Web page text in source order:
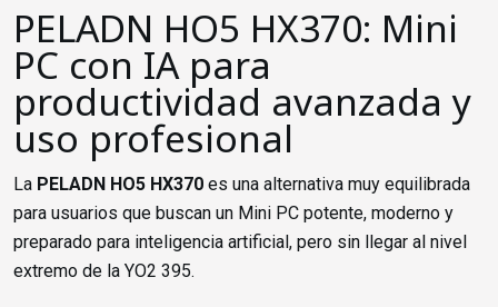
PELADN HO5 HX370: Mini
PC con IA para
productividad avanzada y
uso profesional
La PELADN HO5 HX370 es una alternativa muy equilibrada
para usuarios que buscan un Mini PC potente, moderno y
preparado para inteligencia artificial, pero sin llegar al nivel
extremo de la YO2 395.